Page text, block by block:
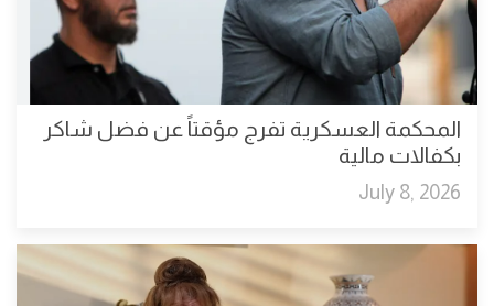
المحكمة العسكرية تفرج مؤقتاً عن فضل شاكر
بكفالات مالية
July 8, 2026